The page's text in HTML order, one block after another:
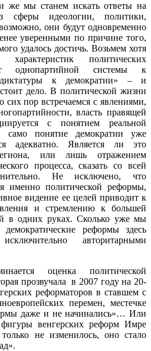
же мы станем искать ответы на
сферы идеологии, политики,
они будут одновременно
уверенными по причине того,
удалось достичь. Возьмем хотя
политических
однопартийной системы к
к демократии» – и
дело. В политической жизни
пор встречаемся с явлениями,
власть правящей
с понятием реальной
само понятие демократии уже
адекватно. Является ли это
или лишь отражением
процесса, сказать со всей
Не исключено, что
именно политической реформы,
видение ее целей приводит к
и стремлению к большей
в одних руках. Сколько уже мы
реформы здесь
авторитарными
оценка политической
прозвучала в 2007 году на 20-
реформаторов в ставшем с
перемен, местечке
даже и не начинались»… Или
венгерских реформ Имре
не изменилось, оно стало